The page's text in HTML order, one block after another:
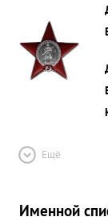
Ещё
Именной